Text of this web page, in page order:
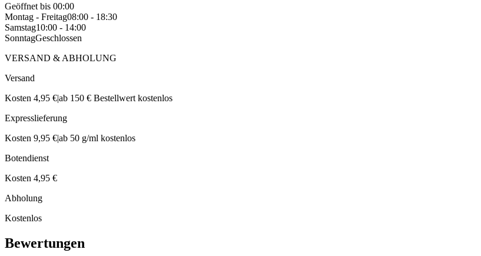
Geöffnet bis 00:00
Montag - Freitag08:00 - 18:30
Samstag10:00 - 14:00
SonntagGeschlossen
VERSAND & ABHOLUNG
Versand
Kosten 4,95 €|ab 150 € Bestellwert kostenlos
Expresslieferung
Kosten 9,95 €|ab 50 g/ml kostenlos
Botendienst
Kosten 4,95 €
Abholung
Kostenlos
Bewertungen